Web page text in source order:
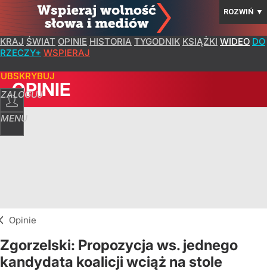
ROZWIŃ ▼
KRAJ ŚWIAT OPINIE HISTORIA TYGODNIK KSIĄŻKI WIDEO DO
RZECZY+ WSPIERAJ
ZALOGUJ
MENU
OPINIE
Opinie
Zgorzelski: Propozycja ws. jednego
kandydata koalicji wciąż na stole